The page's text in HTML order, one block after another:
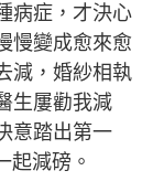
病症，才決心
慢變成愈來愈
減，婚紗相執
生屢勸我減
意踏出第一
起減磅。